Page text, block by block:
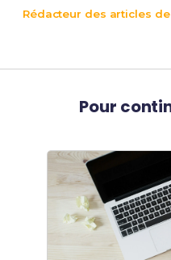
Rédacteur des articles
Pour